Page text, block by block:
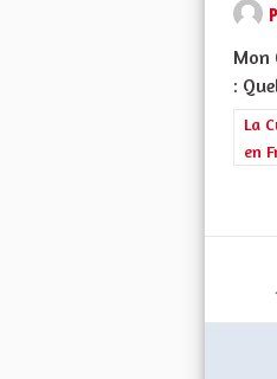
Mon
:
La
en